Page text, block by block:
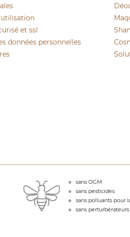
et ssl
données personnelles
sans OGM
sans pesticides
sans polluants pour
sans